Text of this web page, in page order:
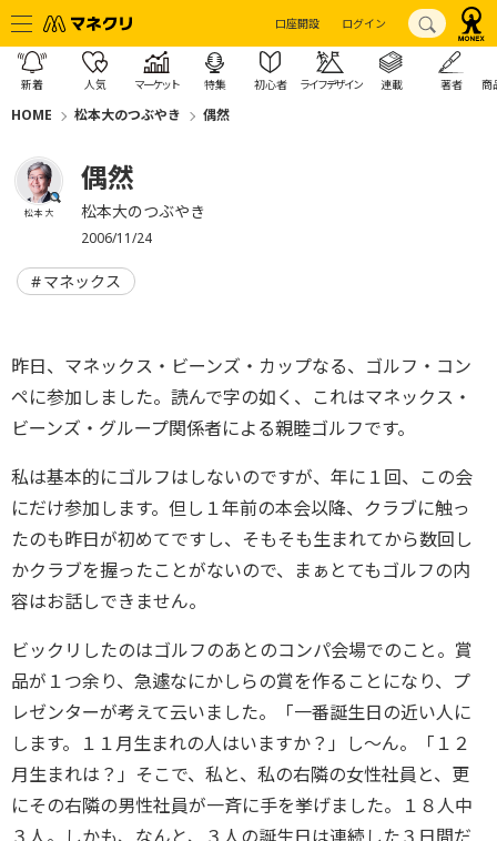
口座開設 ログイン
新着 人気 マーケット 特集 初心者 ライフデザイン 連載 著者 商
HOME 松本大のつぶやき 偶然
松本 大
偶然
松本大のつぶやき
2006/11/24
マネックス
昨日、マネックス・ビーンズ・カップなる、ゴルフ・コン
ペに参加しました。読んで字の如く、これはマネックス・
ビーンズ・グループ関係者による親睦ゴルフです。
私は基本的にゴルフはしないのですが、年に１回、この会
にだけ参加します。但し１年前の本会以降、クラブに触っ
たのも昨日が初めてですし、そもそも生まれてから数回し
かクラブを握ったことがないので、まぁとてもゴルフの内
容はお話しできません。
ビックリしたのはゴルフのあとのコンパ会場でのこと。賞
品が１つ余り、急遽なにかしらの賞を作ることになり、プ
レゼンターが考えて云いました。「一番誕生日の近い人に
します。１１月生まれの人はいますか？」し〜ん。「１２
月生まれは？」そこで、私と、私の右隣の女性社員と、更
にその右隣の男性社員が一斉に手を挙げました。１８人中